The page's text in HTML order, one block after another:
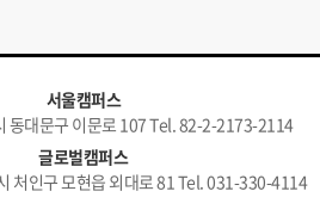
서울캠퍼스
동대문구 이문로 107 Tel. 82-2-2173-2114
글로벌캠퍼스
처인구 모현읍 외대로 81 Tel. 031-330-4114